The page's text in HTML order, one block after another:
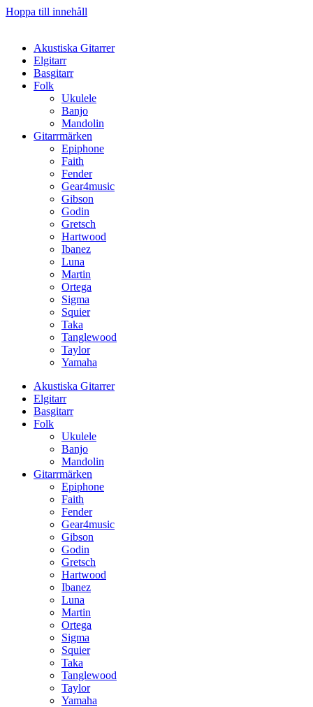
Hoppa till innehåll
Akustiska Gitarrer
Elgitarr
Basgitarr
Folk
Ukulele
Banjo
Mandolin
Gitarrmärken
Epiphone
Faith
Fender
Gear4music
Gibson
Godin
Gretsch
Hartwood
Ibanez
Luna
Martin
Ortega
Sigma
Squier
Taka
Tanglewood
Taylor
Yamaha
Akustiska Gitarrer
Elgitarr
Basgitarr
Folk
Ukulele
Banjo
Mandolin
Gitarrmärken
Epiphone
Faith
Fender
Gear4music
Gibson
Godin
Gretsch
Hartwood
Ibanez
Luna
Martin
Ortega
Sigma
Squier
Taka
Tanglewood
Taylor
Yamaha